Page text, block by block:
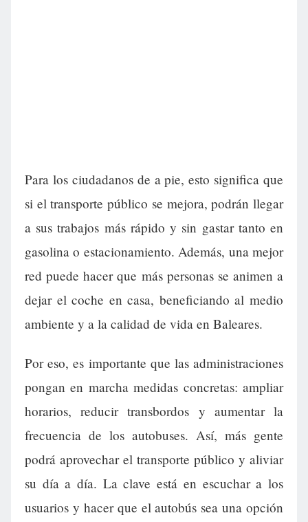
Para los ciudadanos de a pie, esto significa que
si el transporte público se mejora, podrán llegar
a sus trabajos más rápido y sin gastar tanto en
gasolina o estacionamiento. Además, una mejor
red puede hacer que más personas se animen a
dejar el coche en casa, beneficiando al medio
ambiente y a la calidad de vida en Baleares.
Por eso, es importante que las administraciones
pongan en marcha medidas concretas: ampliar
horarios, reducir transbordos y aumentar la
frecuencia de los autobuses. Así, más gente
podrá aprovechar el transporte público y aliviar
su día a día. La clave está en escuchar a los
usuarios y hacer que el autobús sea una opción